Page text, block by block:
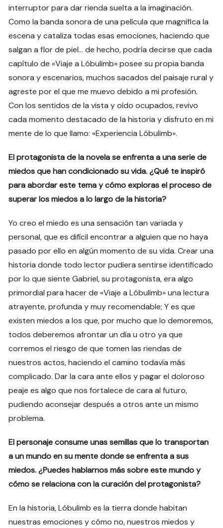
interruptor para dar rienda suelta a la imaginación.
Como la banda sonora de una película que magnifica la
escena y cataliza todas esas emociones, haciendo que
salgan a flor de piel… de hecho, podría decirse que cada
capítulo de «Viaje a Lóbulimb» posee su propia banda
sonora y escenarios, muchos sacados del paisaje rural y
agreste por el que me muevo debido a mi profesión.
Con los sentidos de la vista y oído ocupados, revivo
cada momento destacado de la historia y disfruto en mi
mente de lo que llamo: «Experiencia Lóbulimb».
El protagonista de la novela se enfrenta a una serie de
miedos que han condicionado su vida. ¿Qué te inspiró
para abordar este tema y cómo exploras el proceso de
superar los miedos a lo largo de la historia?
Yo creo el miedo es una sensación tan variada y
personal, que es difícil encontrar a alguien que no haya
pasado por ello en algún momento de su vida. Crear una
historia donde todo lector pudiera sentirse identificado
por lo que siente Gabriel, su protagonista, era algo
primordial para hacer de «Viaje a Lóbulimb» una lectura
atrayente, profunda y muy recomendable; Y es que
existen miedos a los que, por mucho que lo demoremos,
todos deberemos afrontar un día u otro ya que
corremos el riesgo de que tomen las riendas de
nuestros actos, haciendo el camino todavía más
complicado. Dar la cara ante ellos y pagar el doloroso
peaje es algo que nos fortalece de cara al futuro,
pudiendo aconsejar después a otros ante un mismo
problema.
El personaje consume unas semillas que lo transportan
a un mundo en su mente donde se enfrenta a sus
miedos. ¿Puedes hablarnos más sobre este mundo y
cómo se relaciona con la curación del protagonista?
En la historia, Lóbulimb es la tierra donde habitan
nuestras emociones y cómo no, nuestros miedos y